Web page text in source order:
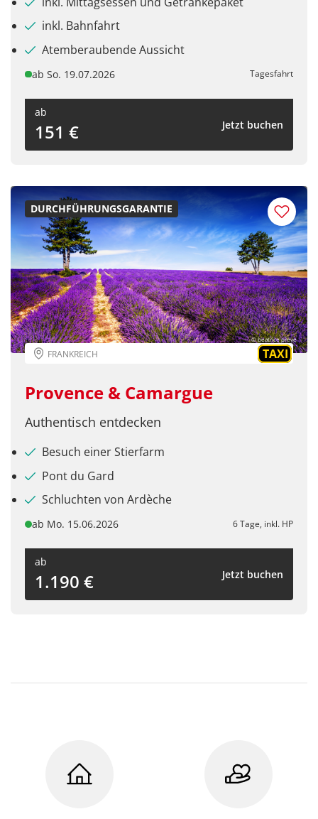
inkl. Bahnfahrt
Atemberaubende Aussicht
ab So. 19.07.2026 Tagesfahrt
ab
151 € Jetzt buchen
DURCHFÜHRUNGSGARANTIE
© beatrice preve
FRANKREICH TAXI
Provence & Camargue
Authentisch entdecken
Besuch einer Stierfarm
Pont du Gard
Schluchten von Ardèche
ab Mo. 15.06.2026 6 Tage, inkl. HP
ab
1.190 € Jetzt buchen